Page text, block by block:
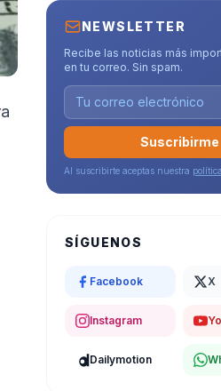
NEWSLETTER
Recibe las noticias más
en tu correo. Sin spam.
Suscribirme
Al suscribirte aceptas nuestra
SÍGUENOS
Facebook X
Instagram
Dailymotion